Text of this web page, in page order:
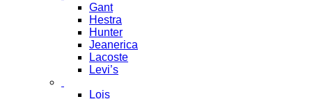
Gant
Hestra
Hunter
Jeanerica
Lacoste
Levi’s
Lois